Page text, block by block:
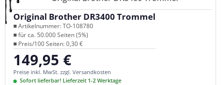
Original Brother DR3400 Trommel
■ Artikelnummer: TO-108780
■ für ca. 50.000 Seiten (5%)
■ Preis/100 Seiten: 0,30 €
Regulärer Preis:
149,95 €
Preise inkl. MwSt. zzgl. Versandkosten
Sofort lieferbar! Lieferzeit 1-2 Werktage